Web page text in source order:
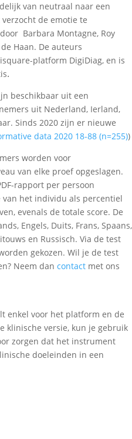
van neutraal naar een
de emotie te
Barbara Montagne, Roy
Haan. De auteurs
platform DigiDiag, en is
.
beschikbaar uit een
uit Nederland, Ierland,
Sinds 2020 zijn er nieuwe
data 2020 18-88 (n=255))
worden voor
van elke proef opgeslagen.
rapport per persoon
het individu als percentiel
evenals de totale score. De
Engels, Duits, Frans, Spaans,
en Russisch. Via de test
gekozen. Wil je de test
Neem dan contact met ons
enkel voor het platform en de
klinische versie, kun je gebruik
zorgen dat het instrument
doeleinden in een